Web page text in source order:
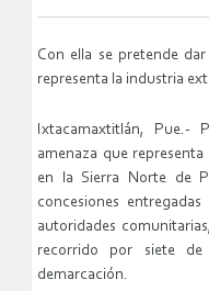
Con ella se pretende
representa la industria
Ixtacamaxtitlán, Pue.-
amenaza que
en la Sierra Norte de
concesiones
autoridades
recorrido por siete
demarcación.